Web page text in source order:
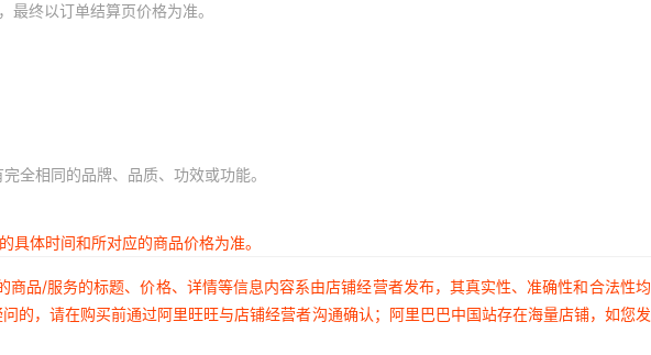
终以订单结算页价格为准。
全相同的品牌、品质、功效或功能。
体时间和所对应的商品价格为准。
品/服务的标题、价格、详情等信息内容系由店铺经营者发布，其真实性、准确性和合法性
，请在购买前通过阿里旺旺与店铺经营者沟通确认；阿里巴巴中国站存在海量店铺，如您